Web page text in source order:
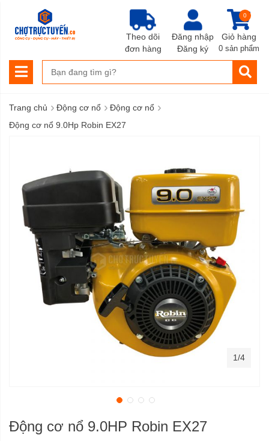
Đăng nhập
Đăng ký
Giỏ hàng
0
0 sản phẩm
Theo dõi
đơn hàng
Trang chủ › Động cơ nổ › Động cơ nổ ›
Động cơ nổ 9.0Hp Robin EX27
Động cơ nổ 9.0HP Robin EX27
1/4